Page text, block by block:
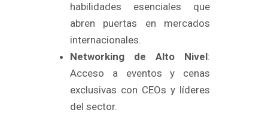
habilidades esenciales que
abren puertas en mercados
internacionales.
Networking de Alto Nivel:
Acceso a eventos y cenas
exclusivas con CEOs y líderes
del sector.